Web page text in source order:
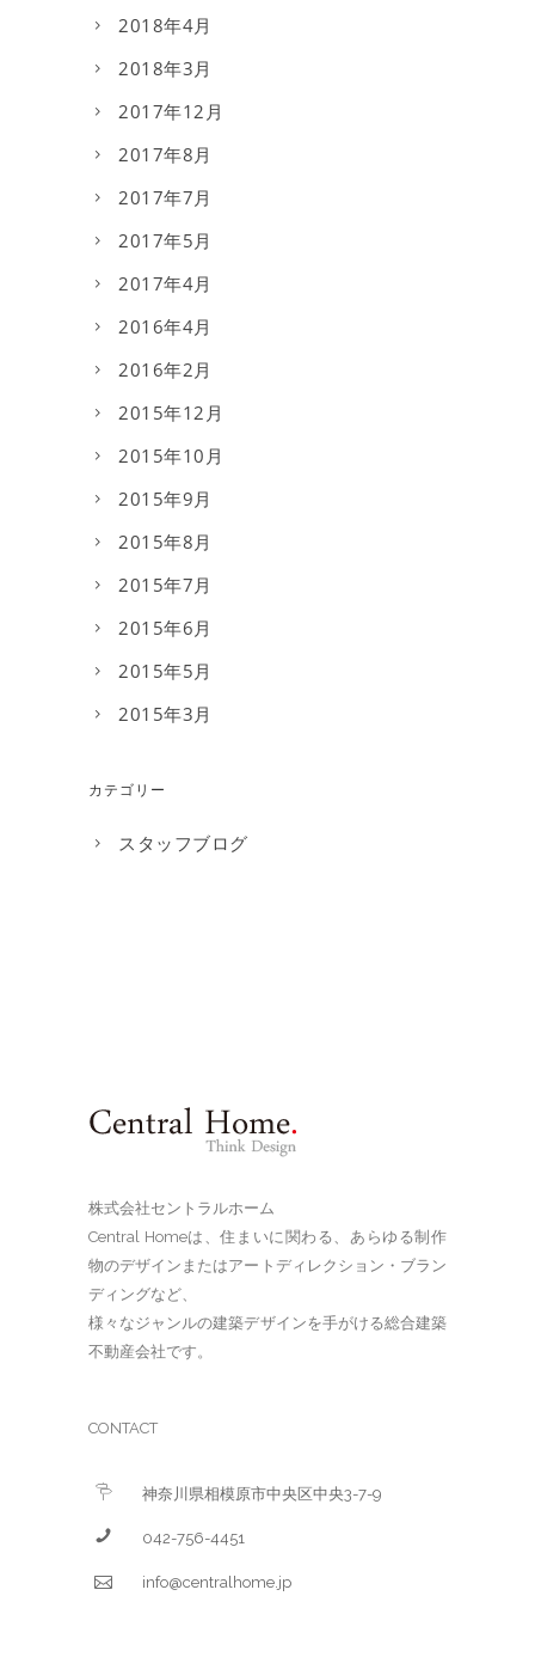
2018年4月
2018年3月
2017年12月
2017年8月
2017年7月
2017年5月
2017年4月
2016年4月
2016年2月
2015年12月
2015年10月
2015年9月
2015年8月
2015年7月
2015年6月
2015年5月
2015年3月
カテゴリー
スタッフブログ
株式会社セントラルホーム
Central Homeは、住まいに関わる、あらゆる制作
物のデザインまたはアートディレクション・ブラン
ディングなど、
様々なジャンルの建築デザインを手がける総合建築
不動産会社です。
CONTACT
神奈川県相模原市中央区中央3-7-9
042-756-4451
info@centralhome.jp